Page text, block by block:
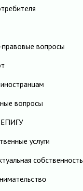
вопросы
вопросы
ЕПИГУ
услуги
собственность